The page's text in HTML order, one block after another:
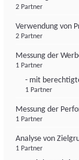
2 Partner
Verwendung von
2 Partner
Messung der
1 Partner
- mit
1 Partner
Messung der
1 Partner
Analyse von
1 Partner